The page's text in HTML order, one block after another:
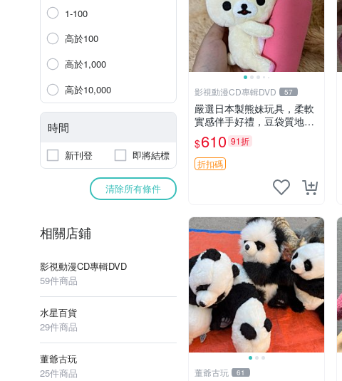
1-100
高於100
高於1,000
高於10,000
時間
新刊登 即將結標
清除所有條件
相關店鋪
影視動漫CD專輯DVD
59件商品
水星百貨
29件商品
董爺古玩
25件商品
影視動漫CD專輯DVD 57
嚴選日本製熊妹玩具，柔軟
實感伴手好禮，豆袋質地手
感佳，抱枕小熊 recom 推薦
白色豆袋 玩具
$610 91折
折扣碼
董爺古玩 61